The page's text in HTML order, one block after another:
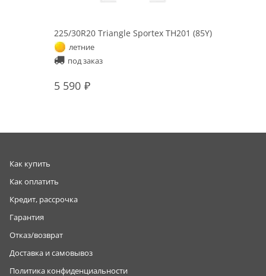
225/30R20 Triangle Sportex TH201 (85Y)
летние
под заказ
5 590
Как купить
Как оплатить
Кредит, рассрочка
Гарантия
Отказ/возврат
Доставка и самовывоз
Политика конфиденциальности